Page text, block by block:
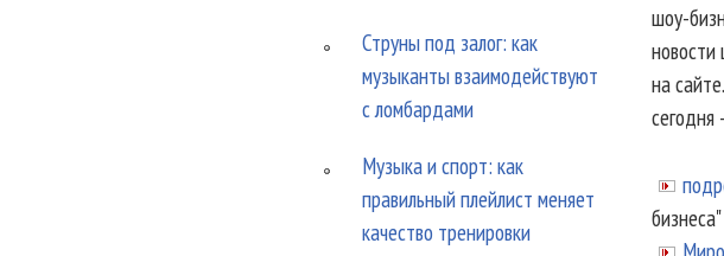
Струны под залог: как
музыканты взаимодействуют
с ломбардами
Музыка и спорт: как
правильный плейлист меняет
качество тренировки
шоу-
новости
на
сегодня
бизнеса"